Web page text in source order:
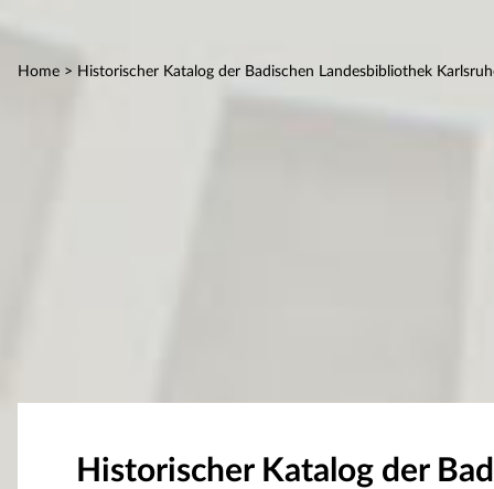
Home > Historischer Katalog der Badischen Landesbibliothek
Historischer Katalog der